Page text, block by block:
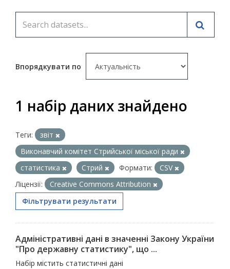
Впорядкувати по
1 набір даних знайдено
Теги:
звіт
Виконавчий комітет Стрийської міської ради
статистика
Стрий Формати:
CSV
Ліцензії:
Creative Commons Attribution
Фільтрувати результати
Адміністративні дані в значенні Закону України
"Про державну статистику", що ...
Набір містить статистичні дані